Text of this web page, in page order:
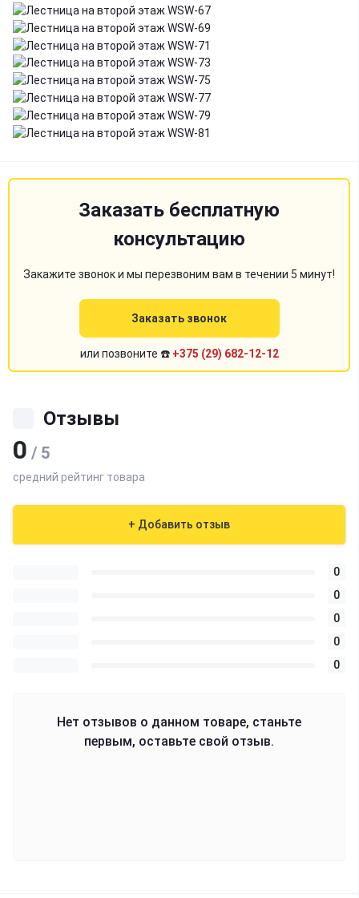
Заказать бесплатную
консультацию
Закажите звонок и мы перезвоним вам в течении 5 минут!
Заказать звонок
или позвоните ☎️ +375 (29) 682-12-12
Отзывы
0 / 5
средний рейтинг товара
+ Добавить отзыв
0
0
0
0
0
Нет отзывов о данном товаре, станьте
первым, оставьте свой отзыв.